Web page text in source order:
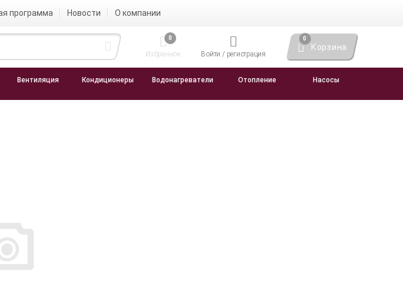
программа Новости О компании
0
Избранное Войти / регистрация
0
Корзина
Вентиляция Кондиционеры Водонагреватели Отопление Насосы